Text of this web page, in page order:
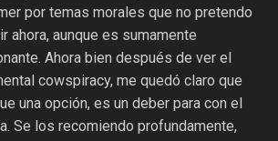
por temas morales que no pretendo
ahora, aunque es sumamente
Ahora bien después de ver el
cowspiracy, me quedó claro que
una opción, es un deber para con el
Se los recomiendo profundamente,